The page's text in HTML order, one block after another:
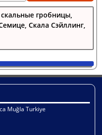
гробницы,
Скала Сэйллинг,
Muğla Turkiye